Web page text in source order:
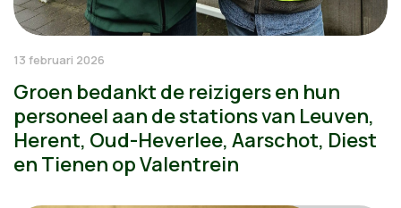
13 februari 2026
Groen bedankt de reizigers en hun
personeel aan de stations van Leuven,
Herent, Oud-Heverlee, Aarschot, Diest
en Tienen op Valentrein